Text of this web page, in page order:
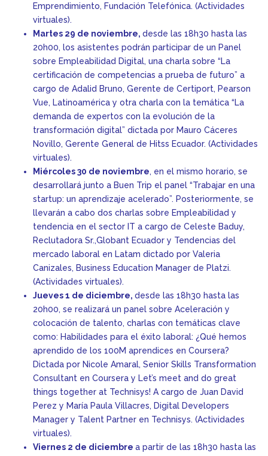
Emprendimiento, Fundación Telefónica. (Actividades
virtuales).
Martes 29 de noviembre, desde las 18h30 hasta las
20h00, los asistentes podrán participar de un Panel
sobre Empleabilidad Digital, una charla sobre “La
certificación de competencias a prueba de futuro” a
cargo de Adalid Bruno, Gerente de Certiport, Pearson
Vue, Latinoamérica y otra charla con la temática “La
demanda de expertos con la evolución de la
transformación digital” dictada por Mauro Cáceres
Novillo, Gerente General de Hitss Ecuador. (Actividades
virtuales).
Miércoles 30 de noviembre, en el mismo horario, se
desarrollará junto a Buen Trip el panel “Trabajar en una
startup: un aprendizaje acelerado”. Posteriormente, se
llevarán a cabo dos charlas sobre Empleabilidad y
tendencia en el sector IT a cargo de Celeste Baduy,
Reclutadora Sr.,Globant Ecuador y Tendencias del
mercado laboral en Latam dictado por Valeria
Canizales, Business Education Manager de Platzi.
(Actividades virtuales).
Jueves 1 de diciembre, desde las 18h30 hasta las
20h00, se realizará un panel sobre Aceleración y
colocación de talento, charlas con temáticas clave
como: Habilidades para el éxito laboral: ¿Qué hemos
aprendido de los 100M aprendices en Coursera?
Dictada por Nicole Amaral, Senior Skills Transformation
Consultant en Coursera y Let’s meet and do great
things together at Technisys! A cargo de Juan David
Perez y María Paula Villacres, Digital Developers
Manager y Talent Partner en Technisys. (Actividades
virtuales).
Viernes 2 de diciembre a partir de las 18h30 hasta las